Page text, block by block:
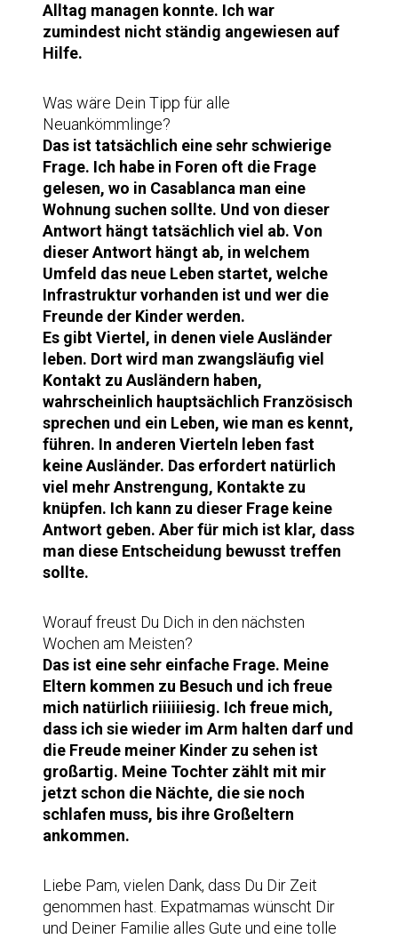
Alltag managen konnte. Ich war
zumindest nicht ständig angewiesen auf
Hilfe.
Was wäre Dein Tipp für alle
Neuankömmlinge?
Das ist tatsächlich eine sehr schwierige
Frage. Ich habe in Foren oft die Frage
gelesen, wo in Casablanca man eine
Wohnung suchen sollte. Und von dieser
Antwort hängt tatsächlich viel ab. Von
dieser Antwort hängt ab, in welchem
Umfeld das neue Leben startet, welche
Infrastruktur vorhanden ist und wer die
Freunde der Kinder werden.
Es gibt Viertel, in denen viele Ausländer
leben. Dort wird man zwangsläufig viel
Kontakt zu Ausländern haben,
wahrscheinlich hauptsächlich Französisch
sprechen und ein Leben, wie man es kennt,
führen. In anderen Vierteln leben fast
keine Ausländer. Das erfordert natürlich
viel mehr Anstrengung, Kontakte zu
knüpfen. Ich kann zu dieser Frage keine
Antwort geben. Aber für mich ist klar, dass
man diese Entscheidung bewusst treffen
sollte.
Worauf freust Du Dich in den nächsten
Wochen am Meisten?
Das ist eine sehr einfache Frage. Meine
Eltern kommen zu Besuch und ich freue
mich natürlich riiiiiiesig. Ich freue mich,
dass ich sie wieder im Arm halten darf und
die Freude meiner Kinder zu sehen ist
großartig. Meine Tochter zählt mit mir
jetzt schon die Nächte, die sie noch
schlafen muss, bis ihre Großeltern
ankommen.
Liebe Pam, vielen Dank, dass Du Dir Zeit
genommen hast. Expatmamas wünscht Dir
und Deiner Familie alles Gute und eine tolle